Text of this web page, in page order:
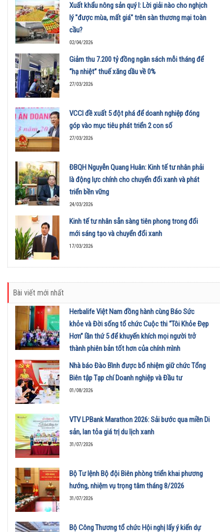
Xuất khẩu nông sản quý I: Lời giải nào cho nghịch
lý "được mùa, mất giá" trên sàn thương mại toàn
cầu?
02/04/2026
Giảm thu 7.200 tỷ đồng ngân sách mỗi tháng để
“hạ nhiệt” thuế xăng dầu về 0%
27/03/2026
VCCI đề xuất 5 đột phá để doanh nghiệp đóng
góp vào mục tiêu phát triển 2 con số
27/03/2026
ĐBQH Nguyễn Quang Huân: Kinh tế tư nhân phải
là động lực chính cho chuyển đổi xanh và phát
triển bền vững
24/03/2026
Kinh tế tư nhân sẵn sàng tiên phong trong đổi
mới sáng tạo và chuyển đổi xanh
17/03/2026
Bài viết mới nhất
Herbalife Việt Nam đồng hành cùng Báo Sức
khỏe và Đời sống tổ chức Cuộc thi “Tôi Khỏe Đẹp
Hơn” lần thứ 5 để khuyến khích mọi người trở
thành phiên bản tốt hơn của chính mình
01/08/2026
Nhà báo Đào Bình được bổ nhiệm giữ chức Tổng
Biên tập Tạp chí Doanh nghiệp và Đầu tư
01/08/2026
VTV LPBank Marathon 2026: Sải bước qua miền Di
sản, lan tỏa giá trị du lịch xanh
31/07/2026
Bộ Tư lệnh Bộ đội Biên phòng triển khai phương
hướng, nhiệm vụ trọng tâm tháng 8/2026
31/07/2026
Bộ Công Thương tổ chức Hội nghị lấy ý kiến dự